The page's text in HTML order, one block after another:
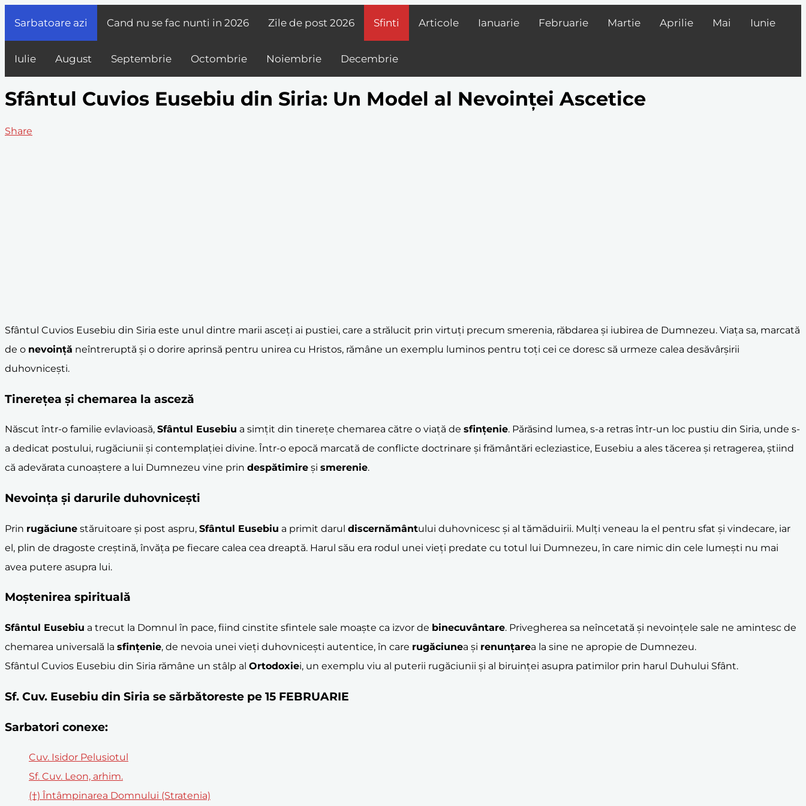
Sarbatoare azi Cand nu se fac nunti in 2026 Zile de post 2026 Sfinti Articole Ianuarie Februarie Martie Aprilie Mai Iunie
Iulie August Septembrie Octombrie Noiembrie Decembrie
Sfântul Cuvios Eusebiu din Siria: Un Model al Nevoinței Ascetice
Share
Sfântul Cuvios Eusebiu din Siria este unul dintre marii asceți ai pustiei, care a strălucit prin virtuți precum smerenia, răbdarea și iubirea de Dumnezeu. Viața sa, marcată
de o nevoință neîntreruptă și o dorire aprinsă pentru unirea cu Hristos, rămâne un exemplu luminos pentru toți cei ce doresc să urmeze calea desăvârșirii
duhovnicești.
Tinerețea și chemarea la asceză
Născut într-o familie evlavioasă, Sfântul Eusebiu a simțit din tinerețe chemarea către o viață de sfințenie. Părăsind lumea, s-a retras într-un loc pustiu din Siria, unde s-
a dedicat postului, rugăciunii și contemplației divine. Într-o epocă marcată de conflicte doctrinare și frământări ecleziastice, Eusebiu a ales tăcerea și retragerea, știind
că adevărata cunoaștere a lui Dumnezeu vine prin despătimire și smerenie.
Nevoința și darurile duhovnicești
Prin rugăciune stăruitoare și post aspru, Sfântul Eusebiu a primit darul discernământului duhovnicesc și al tămăduirii. Mulți veneau la el pentru sfat și vindecare, iar
el, plin de dragoste creștină, învăța pe fiecare calea cea dreaptă. Harul său era rodul unei vieți predate cu totul lui Dumnezeu, în care nimic din cele lumești nu mai
avea putere asupra lui.
Moștenirea spirituală
Sfântul Eusebiu a trecut la Domnul în pace, fiind cinstite sfintele sale moaște ca izvor de binecuvântare. Privegherea sa neîncetată și nevoințele sale ne amintesc de
chemarea universală la sfințenie, de nevoia unei vieți duhovnicești autentice, în care rugăciunea și renunțarea la sine ne apropie de Dumnezeu.
Sfântul Cuvios Eusebiu din Siria rămâne un stâlp al Ortodoxiei, un exemplu viu al puterii rugăciunii și al biruinței asupra patimilor prin harul Duhului Sfânt.
Sf. Cuv. Eusebiu din Siria se sărbătoreste pe 15 FEBRUARIE
Sarbatori conexe:
Cuv. Isidor Pelusiotul
Sf. Cuv. Leon, arhim.
(†) Întâmpinarea Domnului (Stratenia)